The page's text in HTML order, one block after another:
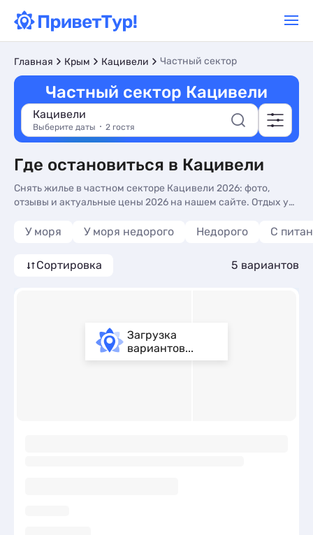
Главная Крым Кацивели Частный сектор
Частный сектор Кацивели
Кацивели
Выберите даты 2 гостя
Где остановиться в Кацивели
Снять жилье в частном секторе Кацивели 2026: фото,
отзывы и актуальные цены 2026 на нашем сайте. Отдых у
более 10 вариантов, от 2490 руб, номера с кухней в номере,
У моря У моря недорого Недорого С
Сортировка 5 вариантов
Загрузка
вариантов...